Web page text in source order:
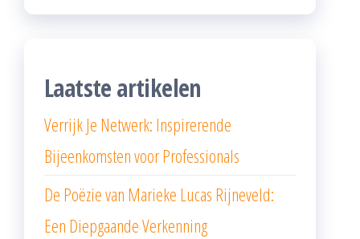
Laatste artikelen
Verrijk Je Netwerk: Inspirerende
Bijeenkomsten voor Professionals
De Poëzie van Marieke Lucas Rijneveld:
Een Diepgaande Verkenning